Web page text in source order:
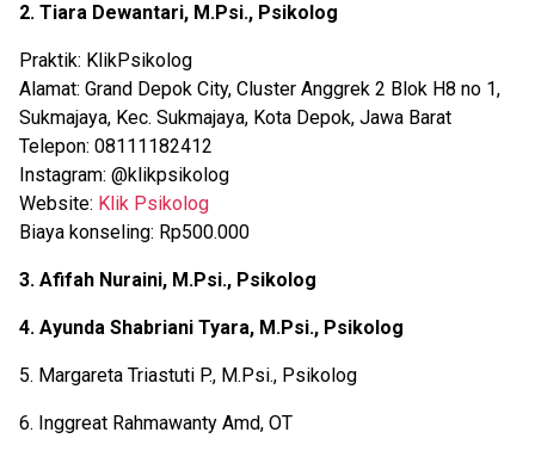
2. Tiara Dewantari, M.Psi., Psikolog
Praktik: KlikPsikolog
Alamat: Grand Depok City, Cluster Anggrek 2 Blok H8 no 1,
Sukmajaya, Kec. Sukmajaya, Kota Depok, Jawa Barat
Telepon: 08111182412
Instagram: @klikpsikolog
Website: Klik Psikolog
Biaya konseling: Rp500.000
3. Afifah Nuraini, M.Psi., Psikolog
4. Ayunda Shabriani Tyara, M.Psi., Psikolog
5. Margareta Triastuti P., M.Psi., Psikolog
6. Inggreat Rahmawanty Amd, OT